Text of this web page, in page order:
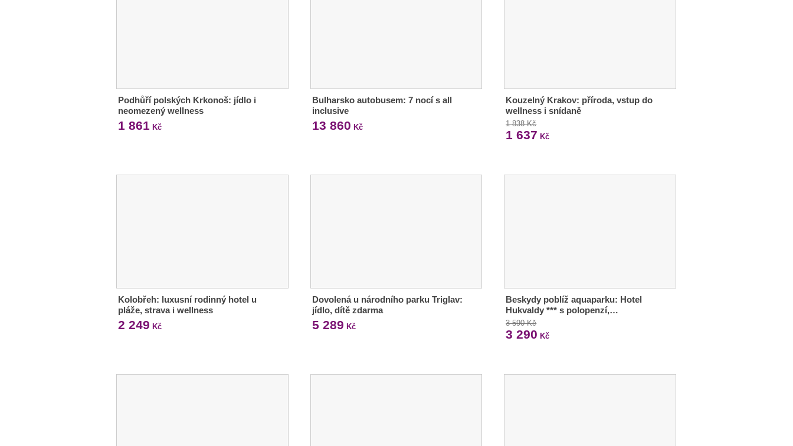
Podhůří polských Krkonoš: jídlo i
neomezený wellness
1 861 Kč
Bulharsko autobusem: 7 nocí s all
inclusive
13 860 Kč
Kouzelný Krakov: příroda, vstup do
wellness i snídaně
1 838 Kč
1 637 Kč
Kolobřeh: luxusní rodinný hotel u
pláže, strava i wellness
2 249 Kč
Dovolená u národního parku Triglav:
jídlo, dítě zdarma
5 289 Kč
Beskydy poblíž aquaparku: Hotel
Hukvaldy *** s polopenzí,…
3 590 Kč
3 290 Kč